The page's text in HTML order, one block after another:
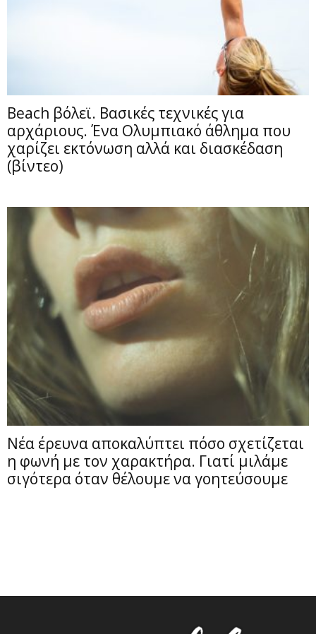
Beach βόλεϊ. Βασικές τεχνικές για
αρχάριους. Ένα Ολυμπιακό άθλημα που
χαρίζει εκτόνωση αλλά και διασκέδαση
(βίντεο)
Νέα έρευνα αποκαλύπτει πόσο σχετίζεται
η φωνή με τον χαρακτήρα. Γιατί μιλάμε
σιγότερα όταν θέλουμε να γοητεύσουμε